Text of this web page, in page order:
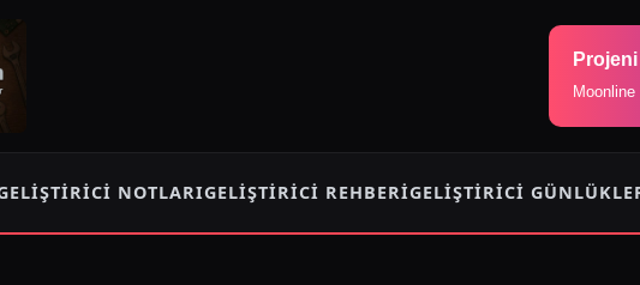
NOTLARIGELIŞTIRICI REHBERIGELIŞTIRICI